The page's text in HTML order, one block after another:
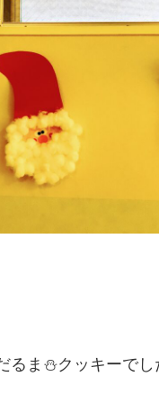
るま⛄クッキーでし